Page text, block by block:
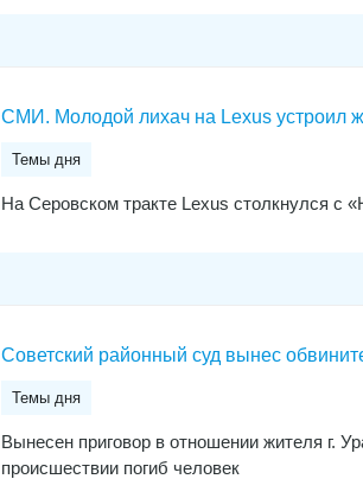
СМИ. Молодой лихач на Lexus устроил
Темы дня
На Серовском тракте Lexus столкнулся с
Советский районный суд вынес
Темы дня
Вынесен приговор в отношении жителя г.
происшествии погиб человек